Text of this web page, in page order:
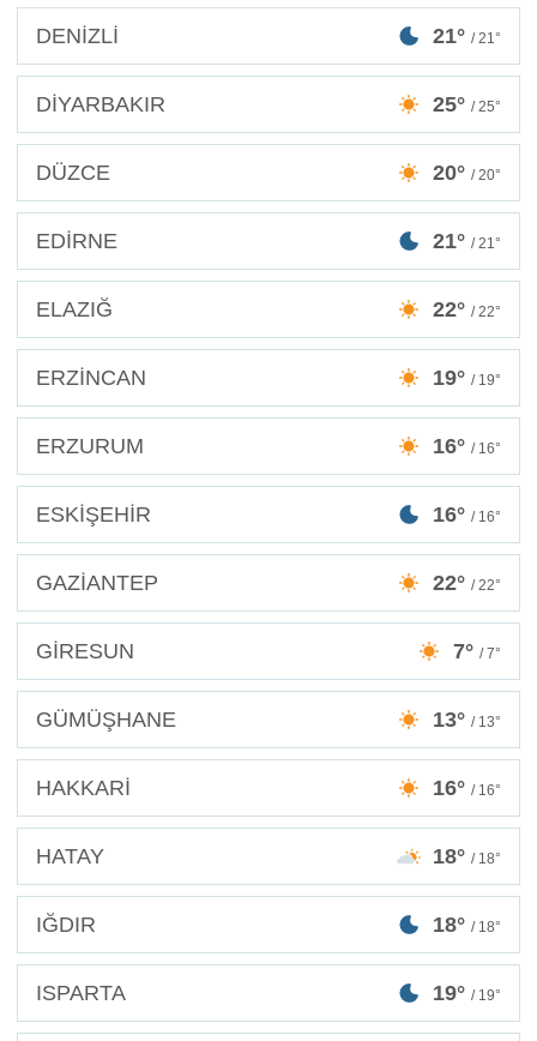
DENİZLİ 21° / 21°
DİYARBAKIR 25° / 25°
DÜZCE 20° / 20°
EDİRNE 21° / 21°
ELAZIĞ 22° / 22°
ERZİNCAN 19° / 19°
ERZURUM 16° / 16°
ESKİŞEHİR 16° / 16°
GAZİANTEP 22° / 22°
GİRESUN 7° / 7°
GÜMÜŞHANE 13° / 13°
HAKKARİ 16° / 16°
HATAY 18° / 18°
IĞDIR 18° / 18°
ISPARTA 19° / 19°